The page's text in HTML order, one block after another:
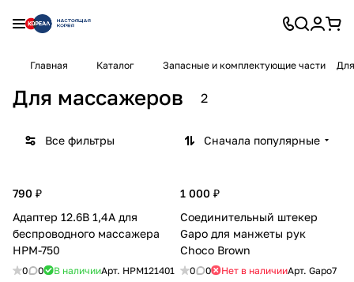
Главная Каталог Запасные и комплектующие части
Для массажеров 2
Все фильтры Сначала популярные
790 ₽
Адаптер 12.6В 1,4А для
беспроводного массажера
HPM-750
0 0 В наличииАрт. HPM121401
1 000 ₽
Соединительный штекер
Gapo для манжеты рук
Choco Brown
0 0 Нет в наличииАрт. Gapo7